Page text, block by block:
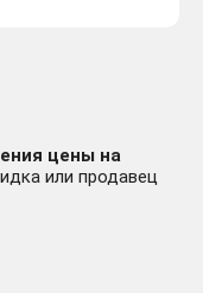
цены на
или продавец